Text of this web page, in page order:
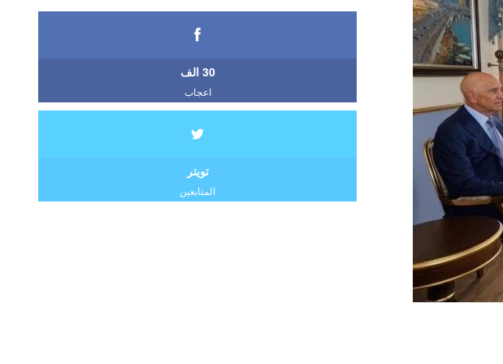
30 الف
اعجاب
تويتر
المتابعين